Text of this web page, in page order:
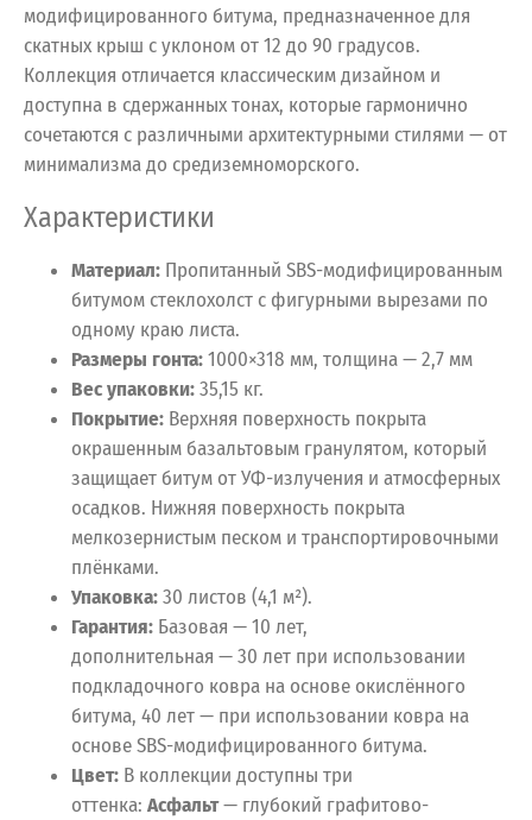
модифицированного битума, предназначенное для
скатных крыш с уклоном от 12 до 90 градусов.
Коллекция отличается классическим дизайном и
доступна в сдержанных тонах, которые гармонично
сочетаются с различными архитектурными стилями — от
минимализма до средиземноморского.
Характеристики
Материал: Пропитанный SBS-модифицированным
битумом стеклохолст с фигурными вырезами по
одному краю листа.
Размеры гонта:1000×318 мм, толщина — 2,7 мм
Вес упаковки:35,15 кг.
Покрытие: Верхняя поверхность покрыта
окрашенным базальтовым гранулятом, который
защищает битум от УФ-излучения и атмосферных
осадков. Нижняя поверхность покрыта
мелкозернистым песком и транспортировочными
плёнками.
Упаковка:30 листов (4,1 м²).
Гарантия: Базовая — 10 лет,
дополнительная — 30 лет при использовании
подкладочного ковра на основе окислённого
битума, 40 лет — при использовании ковра на
основе SBS-модифицированного битума.
Цвет: В коллекции доступны три
оттенка: Асфальт— глубокий графитово-